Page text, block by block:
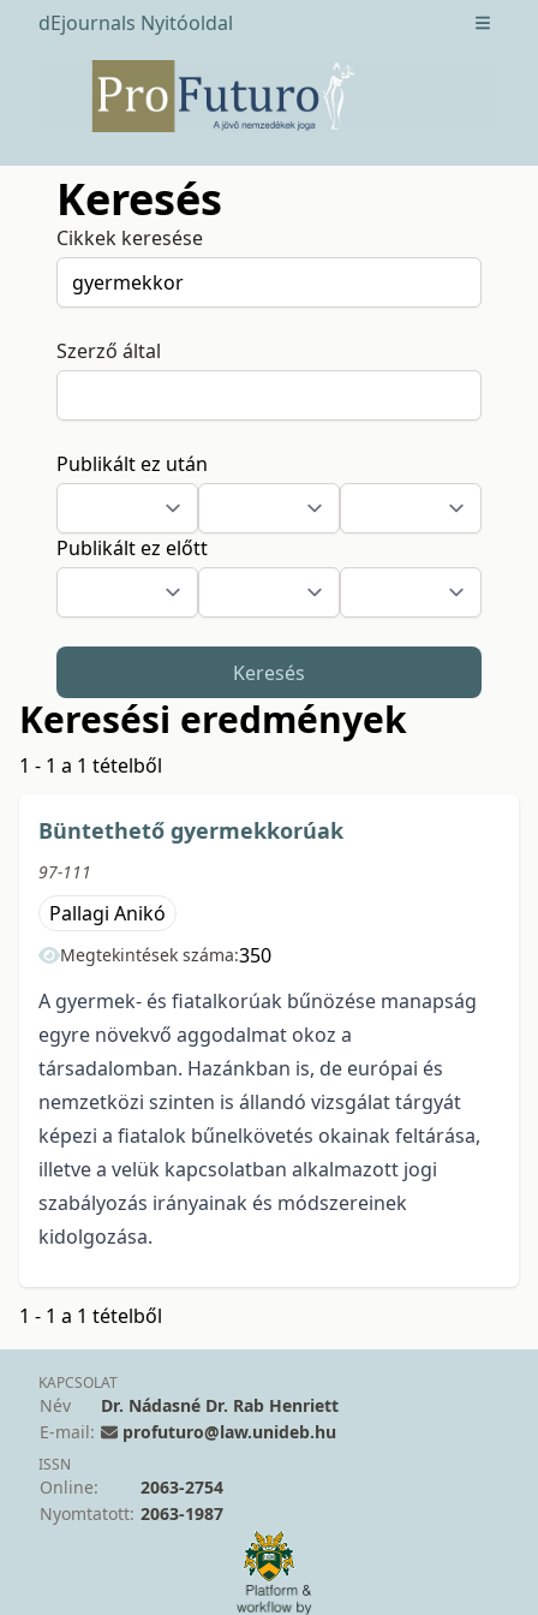
dEjournals Nyitóoldal Open
Keresés
Cikkek keresése
Szerző által
Publikált ez után
Publikált ez előtt
Keresés
Keresési eredmények
1 - 1 a 1 tételből
Büntethető gyermekkorúak
97-111
Pallagi Anikó
Megtekintések száma:350
A gyermek- és fiatalkorúak bűnözése manapság
egyre növekvő aggodalmat okoz a
társadalomban. Hazánkban is, de európai és
nemzetközi szinten is állandó vizsgálat tárgyát
képezi a fiatalok bűnelkövetés okainak feltárása,
illetve a velük kapcsolatban alkalmazott jogi
szabályozás irányainak és módszereinek
kidolgozása.
1 - 1 a 1 tételből
KAPCSOLAT
Név
Dr. Nádasné Dr. Rab Henriett
E-mail:
profuturo@law.unideb.hu
ISSN
Online:
2063-2754
Nyomtatott: 2063-1987